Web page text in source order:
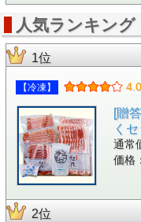
人気ランキング
1位
【冷凍】
[贈
く
通常
価格
2位